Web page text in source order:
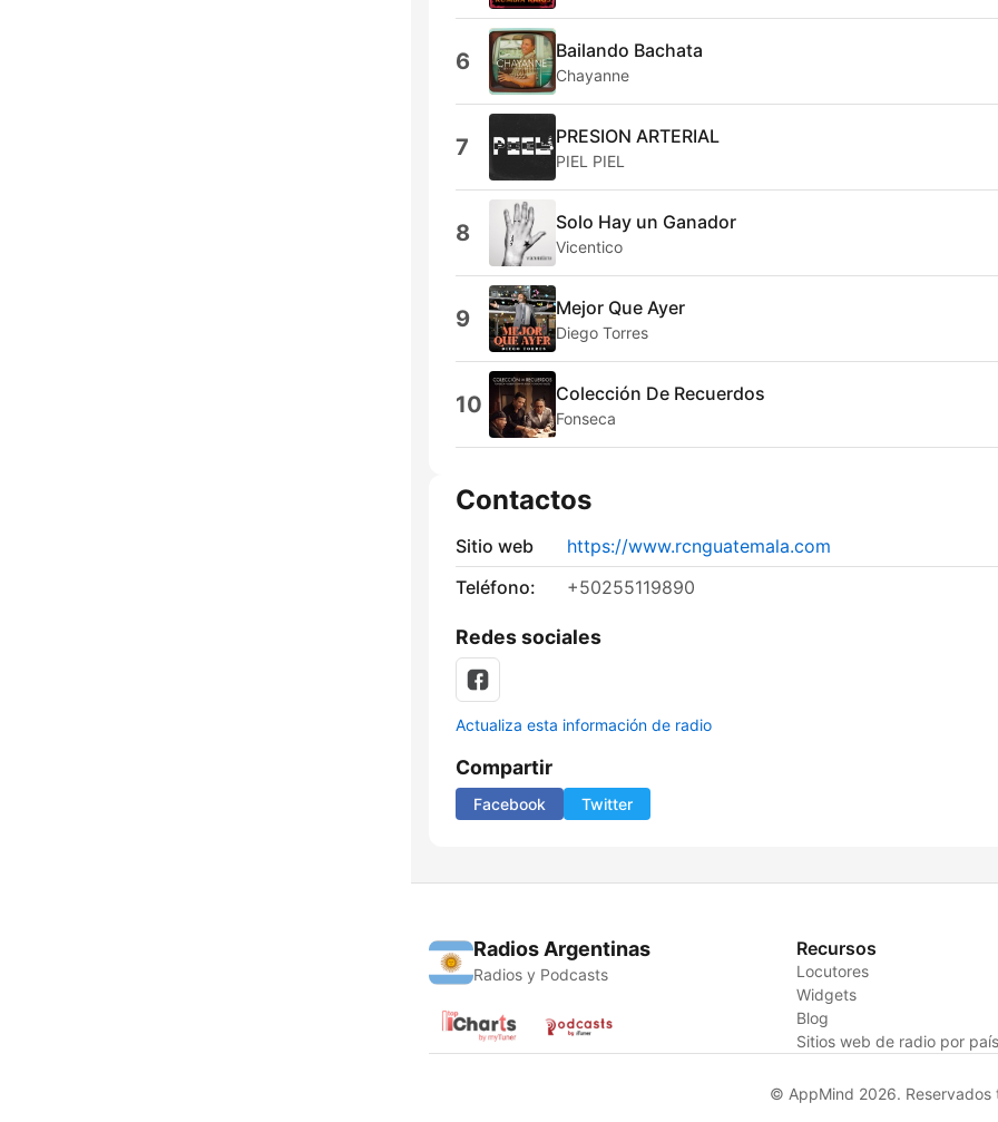
6 Bailando Bachata
Chayanne
7 PRESION ARTERIAL
PIEL PIEL
8 Solo Hay un Ganador
Vicentico
9 Mejor Que Ayer
Diego Torres
10 Colección De Recuerdos
Fonseca
Contactos
Sitio web
https://www.rcnguatemala.com
Teléfono:
+50255119890
Redes sociales
Actualiza esta información de radio
Compartir
Facebook Twitter
Radios Argentinas
Radios y Podcasts
Recursos
Locutores
Widgets
Blog
Sitios web de radio por
© AppMind 2026. Reservados